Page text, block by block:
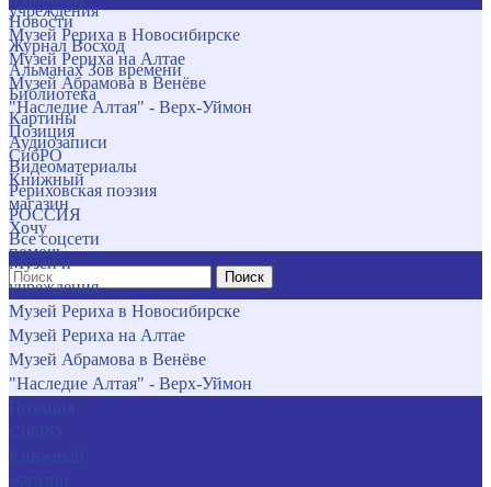
учреждения
Музей Рериха в Новосибирске
Музей Рериха на Алтае
Музей Абрамова в Венёве
"Наследие Алтая" - Верх-Уймон
Позиция
СибРО
Книжный
магазин
Хочу
помочь
Поиск
Новости
Журнал Восход
Альманах Зов времени
Библиотека
Картины
Аудиозаписи
Видеоматериалы
Рериховская поэзия
РОССИЯ
Все соцсети
Музеи и
учреждения
Музей Рериха в Новосибирске
Музей Рериха на Алтае
Музей Абрамова в Венёве
"Наследие Алтая" - Верх-Уймон